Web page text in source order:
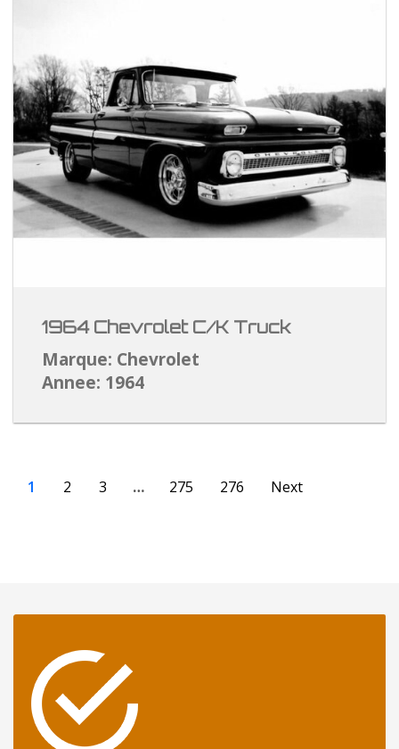
1964 Chevrolet C/K Truck
Marque: Chevrolet
Annee: 1964
1 2 3 … 275 276 Next